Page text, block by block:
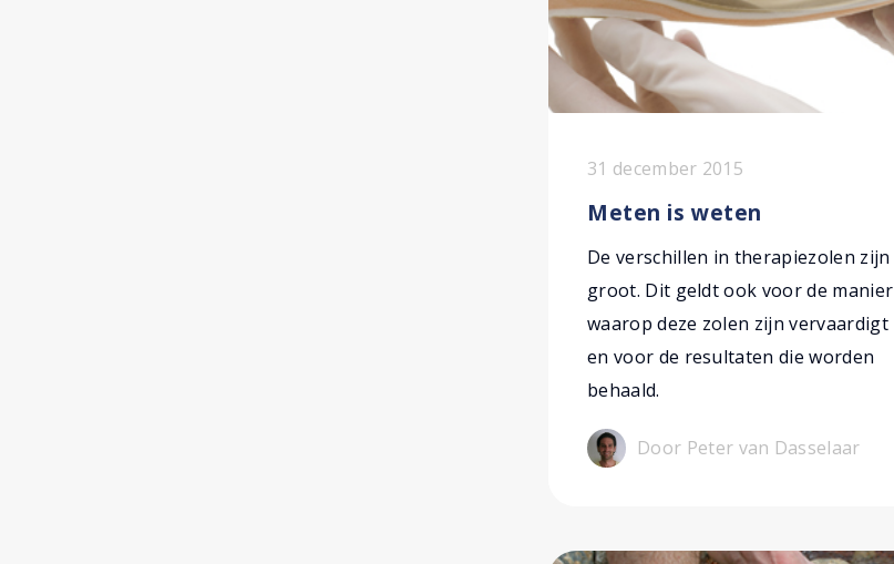
31 december 2015
Meten is weten
De verschillen in therapiezolen zijn
groot. Dit geldt ook voor de manier
waarop deze zolen zijn vervaardigt
en voor de resultaten die worden
behaald.
Door Peter van Dasselaar